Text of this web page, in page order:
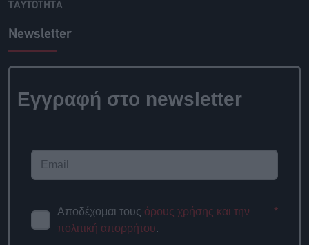
ΤΑΥΤΟΤΗΤΑ
Newsletter
Εγγραφή στο newsletter
Αποδέχομαι τους όρους χρήσης και την
πολιτική απορρήτου.
*